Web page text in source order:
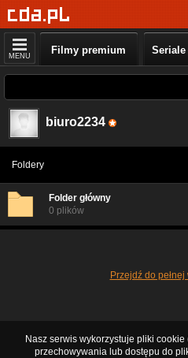
MENU Filmy premium
biuro2234
Foldery
Folder główny
0 plików
Przejdź do pełnej
Nasz serwis wykorzystuje pliki cookie
przechowywania lub dostępu do